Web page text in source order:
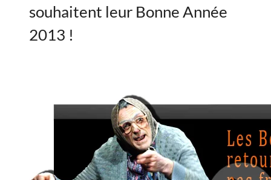
souhaitent leur Bonne Année
2013 !